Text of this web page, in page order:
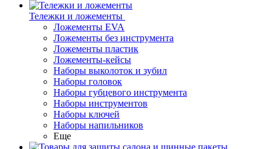
Тележки и ложементы
Ложементы EVA
Ложементы без инструмента
Ложементы пластик
Ложементы-кейсы
Наборы выколоток и зубил
Наборы головок
Наборы губцевого инструмента
Наборы инструментов
Наборы ключей
Наборы напильников
Еще